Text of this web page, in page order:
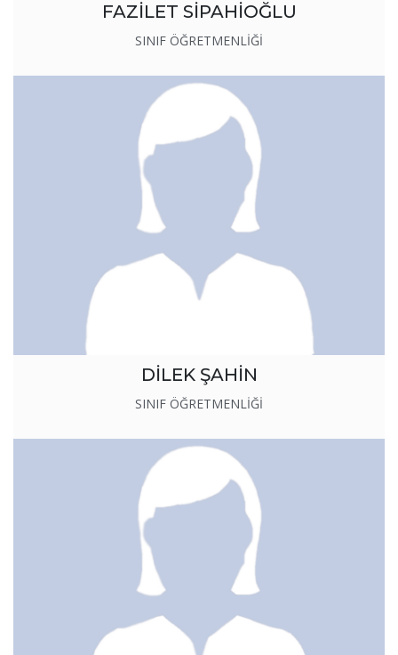
FAZİLET SİPAHİOĞLU
SINIF ÖĞRETMENLİĞİ
DİLEK ŞAHİN
SINIF ÖĞRETMENLİĞİ